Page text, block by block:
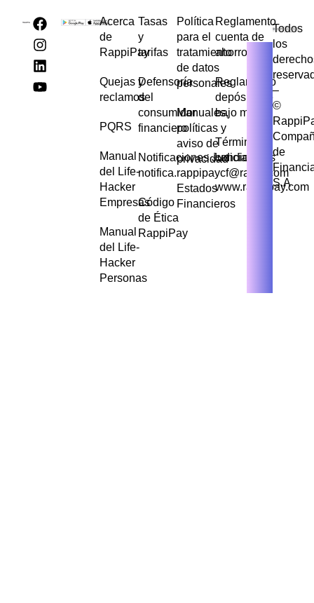
Acerca
de
RappiPay
Quejas y
reclamos
PQRS
Manual
del Life-
Hacker
Empresas
Manual
del Life-
Hacker
Personas
Tasas
y
tarifas
Defensoría
del
consumidor
financiero
Notificaciones Judiciales
notifica.rappipaycf@rappi.com
Código
de Ética
RappiPay
Política
para el
tratamiento
de datos
personales
Manuales,
políticas y
aviso de
privacidad
Estados
Financieros
Reglamento
cuenta de
ahorros
Reglamento
depósito de
bajo monto
Términos y
condiciones
www.rappipay.com
Todos
los
–
©
de
S.A